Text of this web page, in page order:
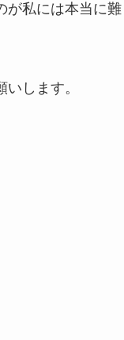
私には本当に
します。